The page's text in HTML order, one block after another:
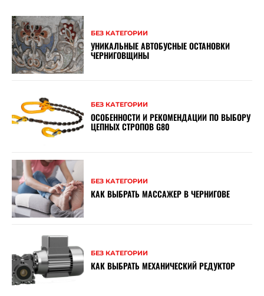
БЕЗ КАТЕГОРИИ
УНИКАЛЬНЫЕ АВТОБУСНЫЕ ОСТАНОВКИ
ЧЕРНИГОВЩИНЫ
БЕЗ КАТЕГОРИИ
ОСОБЕННОСТИ И РЕКОМЕНДАЦИИ ПО ВЫБОРУ
ЦЕПНЫХ СТРОПОВ G80
БЕЗ КАТЕГОРИИ
КАК ВЫБРАТЬ МАССАЖЕР В ЧЕРНИГОВЕ
БЕЗ КАТЕГОРИИ
КАК ВЫБРАТЬ МЕХАНИЧЕСКИЙ РЕДУКТОР